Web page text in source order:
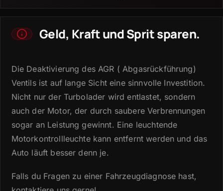
Geld, Kraft und Sprit sparen.
Die Deaktivierung des AGR ( Abgasrückführung)
Ventils ist auf lange Sicht eine sinnvolle Investition.
Nicht nur der Turbolader wird entlastet, sondern
auch der Motor, der durch saubere Verbrennungen
sogar an Leistung gewinnt. Eine leuchtende
Motorkontrollleuchte kann entfernt werden und das
Auto läuft besser denn je.
Falls du Fragen zu einer Fahrzeugdiagnose hast,